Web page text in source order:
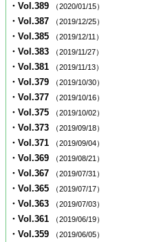
・Vol.389 （2020/01/15）
・Vol.387 （2019/12/25）
・Vol.385 （2019/12/11）
・Vol.383 （2019/11/27）
・Vol.381 （2019/11/13）
・Vol.379 （2019/10/30）
・Vol.377 （2019/10/16）
・Vol.375 （2019/10/02）
・Vol.373 （2019/09/18）
・Vol.371 （2019/09/04）
・Vol.369 （2019/08/21）
・Vol.367 （2019/07/31）
・Vol.365 （2019/07/17）
・Vol.363 （2019/07/03）
・Vol.361 （2019/06/19）
・Vol.359 （2019/06/05）